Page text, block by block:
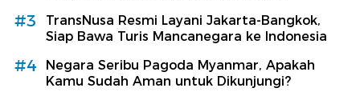
#3
TransNusa Resmi Layani Jakarta-Bangkok,
Siap Bawa Turis Mancanegara ke Indonesia
#4
Negara Seribu Pagoda Myanmar, Apakah
Kamu Sudah Aman untuk Dikunjungi?